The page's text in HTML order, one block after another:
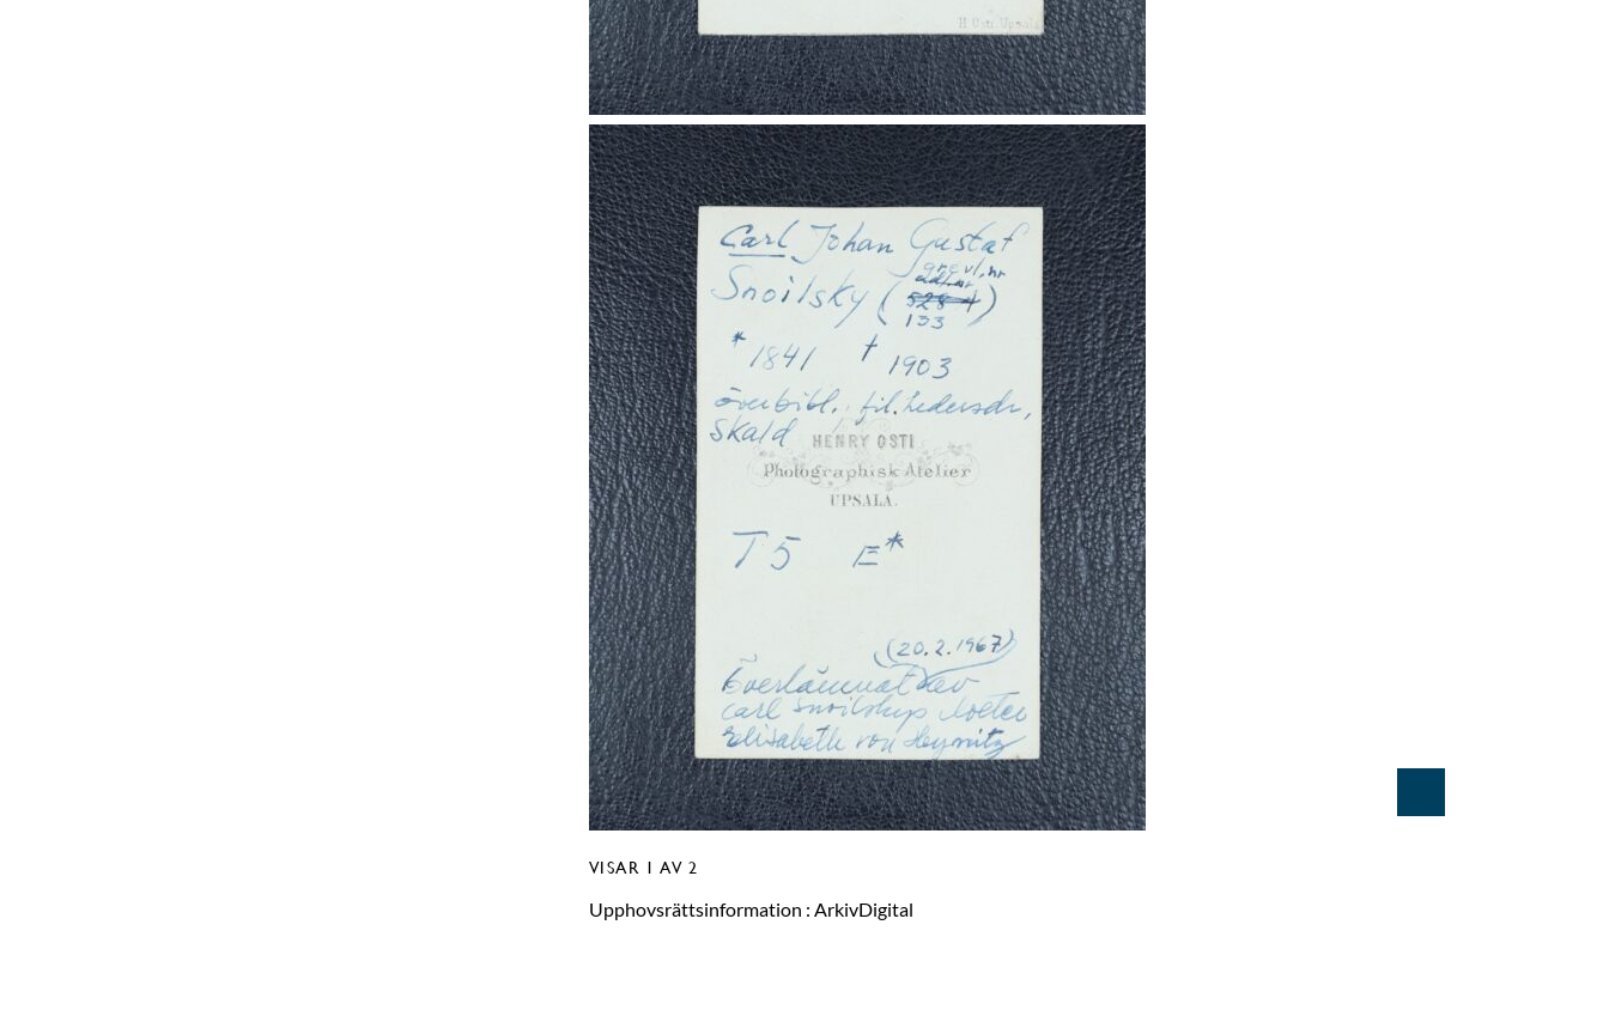
VISAR 1 AV 2
Upphovsrättsinformation : ArkivDigital